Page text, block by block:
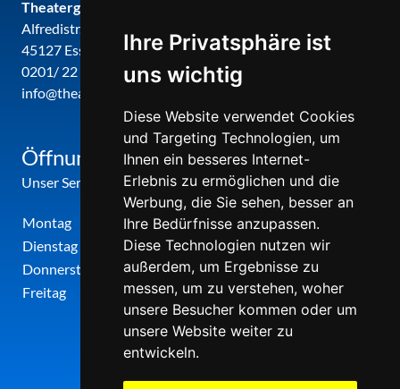
Ihre Privatsphäre ist
uns wichtig
Diese Website verwendet Cookies
und Targeting Technologien, um
Ihnen ein besseres Internet-
Erlebnis zu ermöglichen und die
Werbung, die Sie sehen, besser an
Ihre Bedürfnisse anzupassen.
Diese Technologien nutzen wir
außerdem, um Ergebnisse zu
messen, um zu verstehen, woher
unsere Besucher kommen oder um
unsere Website weiter zu
entwickeln.
Theatergemeinde metropole ruhr
Alfredistr. 32
45127 Essen
0201/ 22 22 29
info@theatergemeinde-metropole-ruhr.de
Öffnungszeiten
Unser Service-Center ist zu folgenden Zeiten geöffnet
Montag
12:00 Uhr - 17:00 Uhr
Dienstag
09:00 Uhr - 12:00 Uhr
Donnerstag
09:00 Uhr - 12:00 Uhr
Freitag
09:00 Uhr - 12:00 Uhr